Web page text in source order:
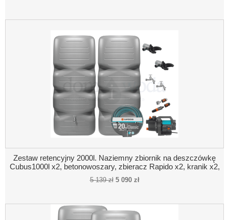
Zestaw retencyjny 2000l. Naziemny zbiornik na deszczówkę
Cubus1000l x2, betonowoszary, zbieracz Rapido x2, kranik x2,
pompa naziemna, wąż ogrodowy, akcesoria
5 139 zł 5 090 zł